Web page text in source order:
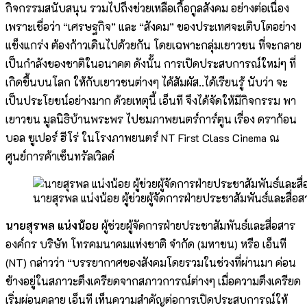
กิจกรรมสนับสนุน รวมไปถึงช่วยเหลือเกื้อกูลสังคม อย่างต่อเนื่อง
เพราะเชื่อว่า “เศรษฐกิจ” และ “สังคม” ของประเทศจะเติบโตอย่าง
แข็งแกร่ง ต้องก้าวเดินไปด้วยกัน โดยเฉพาะกลุ่มเยาวชน ที่จะกลาย
เป็นกำลังของชาติในอนาคต ดังนั้น การเปิดประสบการณ์ใหม่ๆ ที่
เกิดขึ้นบนโลก ให้กับเยาวชนต่างๆ ได้สัมผัส..ได้เรียนรู้ นับว่า จะ
เป็นประโยชน์อย่างมาก ด้วยเหตุนี้ เอ็นที จึงได้จัดให้มีกิจกรรม พา
เยาวชน มูลนิธิบ้านพระพร ไปชมภาพยนตร์การ์ตูน เรื่อง ดราก้อน
บอล ซูเปอร์ ฮีโร่ ในโรงภาพยนตร์ NT First Class Cinema ณ
ศูนย์การค้าเซ็นทรัลเวิลด์
นายสุรพล แน่งน้อย ผู้ช่วยผู้จัดการฝ่ายประชาสัมพันธ์และสื่อ
นายสุรพล แน่งน้อย ผู้ช่วยผู้จัดการฝ่ายประชาสัมพันธ์และสื่อสาร
องค์กร บริษัท โทรคมนาคมแห่งชาติ จำกัด (มหาชน) หรือ เอ็นที
(NT) กล่าวว่า “บรรยากาศของสังคมโดยรวมในช่วงที่ผ่านมา ค่อน
ข้างอยู่ในสภาวะตึงเครียดจากสภาวการณ์ต่างๆ เมื่อความตึงเครียด
เริ่มผ่อนคลาย เอ็นที เห็นความสำคัญต่อการเปิดประสบการณ์ให้